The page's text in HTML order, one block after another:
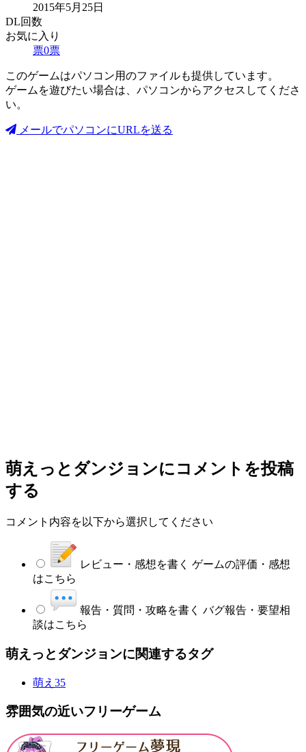
2015年5月25日
DL回数
お気に入り
票0票
このゲームはパソコン用のファイルも提供しています。
ゲームを遊びたい場合は、パソコンからアクセスしてくださ
い。
メールでパソコンにURLを送る
萌えっとダンジョンにコメントを投稿
する
コメント内容を以下から選択してください
レビュー・感想を書く ゲームの評価・感想
はこちら
報告・質問・攻略を書く バグ報告・要望相
談はこちら
萌えっとダンジョンに関連するタグ
萌え 35
雰囲気の近いフリーゲーム